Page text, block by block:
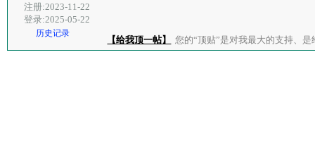
注册:2023-11-22
登录:2025-05-22
历史记录
【给我顶一帖】 您的“顶贴”是对我最大的支持、